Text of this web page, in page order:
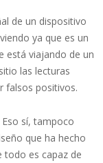
de un dispositivo
ya que es un
está viajando de un
las lecturas
falsos positivos.
sí, tampoco
que ha hecho
todo es capaz de